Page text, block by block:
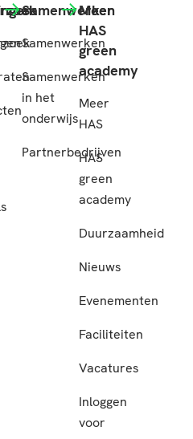
Samenwerken
Samenwerken
Samenwerken
in het
onderwijs
Partnerbedrijven
Meer
HAS
green
academy
Meer
HAS
HAS
green
academy
Duurzaamheid
Nieuws
Evenementen
Faciliteiten
Vacatures
Inloggen
voor